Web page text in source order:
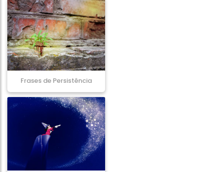
Frases de Persistência